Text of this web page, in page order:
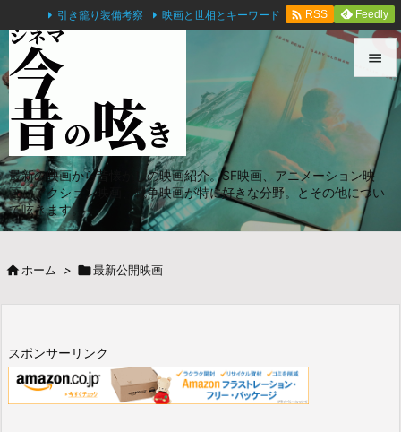
最新の映画から昔懐かしの映画紹介。SF映画、アニメーション映
画、アクション映画、戦争映画が特に好きな分野。とその他につい
て呟きます。

メニュ

サイド

前へ

引き籠り装備考察 映画と世相とキーワード  RSS Feedly
 ホーム > 最新公開映画
スポンサーリンク